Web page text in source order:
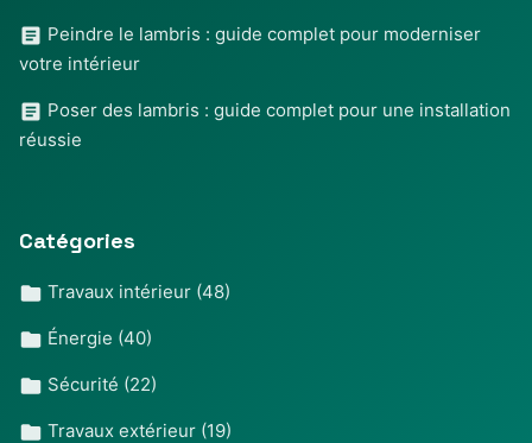
Peindre le lambris : guide complet pour moderniser
votre intérieur
Poser des lambris : guide complet pour une installation
réussie
Catégories
Travaux intérieur (48)
Énergie (40)
Sécurité (22)
Travaux extérieur (19)